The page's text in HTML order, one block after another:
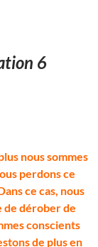
6
nous sommes
perdons ce
ce cas, nous
dérober de
conscients
de plus en